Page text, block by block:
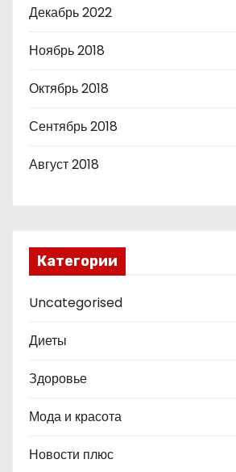
Декабрь 2022
Ноябрь 2018
Октябрь 2018
Сентябрь 2018
Август 2018
Категории
Uncategorised
Диеты
Здоровье
Мода и красота
Новости плюс